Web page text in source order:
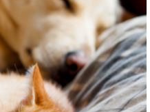
und Katze bei napfcheck-shop.de
englischsprachigen Besucher on
– diese süßen Welpen
Gesundheitsrisiko dar – Deine